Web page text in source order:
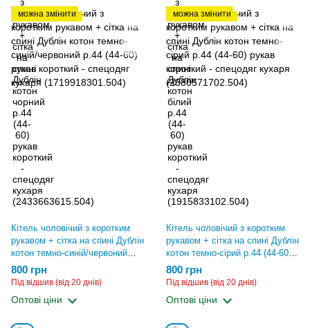
можна змінити
Кітель чоловічий з коротким
рукавом + сітка на спині Дублін
котон темно-синій/червоний
р.44 (44-60) рукав короткий -
спецодяг кухаря
800 грн
Під відшив (від 20 днів)
Оптові ціни
можна змінити
Кітель чоловічий з коротким
рукавом + сітка на спині Дублін
котон темно-сірий р.44 (44-60)
рукав короткий - спецодяг
кухаря (2380571702.504)
800 грн
Під відшив (від 20 днів)
Оптові ціни